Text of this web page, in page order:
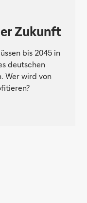
Zukunft
bis 2045 in
deutschen
Wer wird von